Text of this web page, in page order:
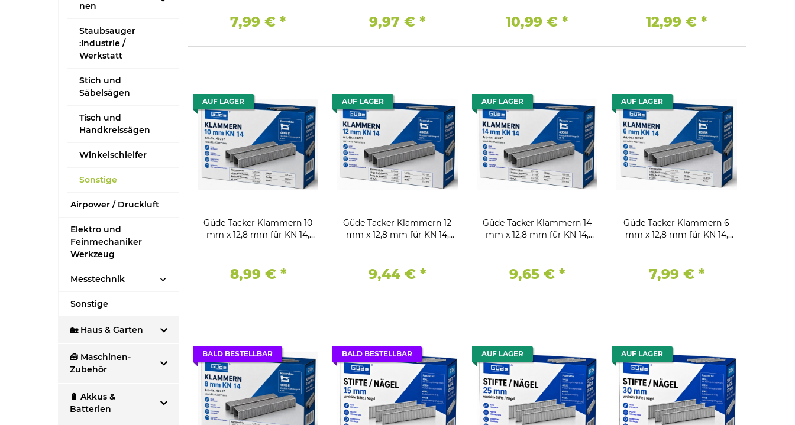
7,99 €* 9,97 €* 10,99 €* 12,99 €*
AUF LAGER
Güde Tacker Klammern 10
mm x 12,8 mm für KN 14,
8,99 € *
AUF LAGER
Güde Tacker Klammern 12
mm x 12,8 mm für KN 14,
9,44 €*
AUF LAGER
Güde Tacker Klammern 14
mm x 12,8 mm für KN 14,
9,65 € *
AUF LAGER
Güde Tacker Klammern 6
mm x 12,8 mm für KN 14,
7,99 € *
BALD BESTELLBAR BALD BESTELLBAR AUF LAGER AUF LAGER
nen
Staubsauger
:Industrie /
Werkstatt
Stich und
Säbelsägen
Tisch und
Handkreissägen
Winkelschleifer
Sonstige
Airpower / Druckluft
Elektro und
Feinmechaniker
Werkzeug
Messtechnik
Sonstige
🏡 Haus & Garten
🧰 Maschinen-
Zubehör
🔋 Akkus &
Batterien